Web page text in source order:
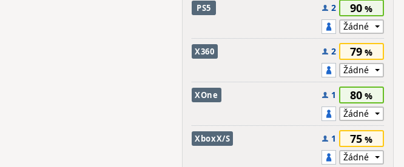
PS5 2 90
X360 2 79
XOne 1 80
XboxX/S 1 75